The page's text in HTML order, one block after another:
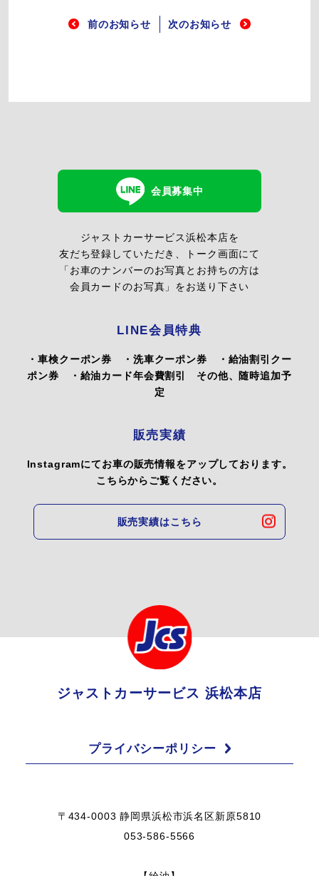
前のお知らせ 次のお知らせ
会員募集中
ジャストカーサービス浜松本店を
友だち登録していただき、トーク画面にて
「お車のナンバーのお写真とお持ちの方は
会員カードのお写真」をお送り下さい
LINE会員特典
・車検クーポン券 ・洗車クーポン券 ・給油割引クー
ポン券 ・給油カード年会費割引 その他、随時追加予
定
販売実績
Instagramにてお車の販売情報をアップしております。
こちらからご覧ください。
販売実績はこちら
ジャストカーサービス 浜松本店
プライバシーポリシー
〒434-0003 静岡県浜松市浜名区新原5810
053-586-5566